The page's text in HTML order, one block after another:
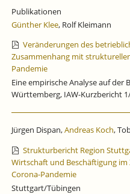
Publikationen
Günther Klee, Rolf Kleimann
Veränderungen des
Zusammenhang mit
Pandemie
Eine empirische Analyse auf der
Württemberg, IAW-Kurzbericht
Jürgen Dispan,Andreas Koch,
Strukturbericht Region
Wirtschaft und Beschäftigung
Corona-Pandemie
Stuttgart/Tübingen